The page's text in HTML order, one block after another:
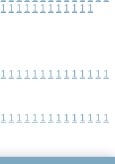
1 1 1 1 1 1 1 1 1 1 1 1
1 1 1 1 1 1 1 1 1 1 1 1 1 1
1 1 1 1 1 1 1 1 1 1 1 1 1 1